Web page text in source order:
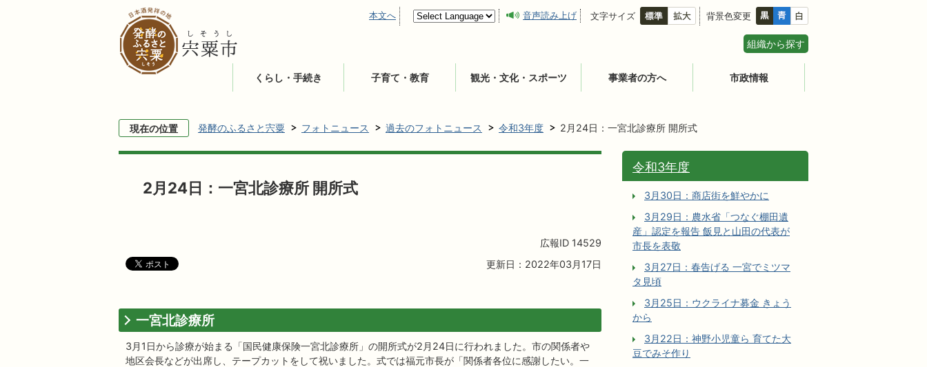
本文へ 音声読み上げ 文字サイズ 背景色変更
組織から探す
くらし・手続き 子育て・教育 観光・文化・スポーツ 事業者の方へ 市政情報
現在の位置 発酵のふるさと宍粟 フォトニュース 過去のフォトニュース 令和3年度 2月24日：一宮北診療所 開所式
2月24日：一宮北診療所 開所式
広報ID 14529
更新日：2022年03月17日
一宮北診療所
3月1日から診療が始まる「国民健康保険一宮北診療所」の開所式が2月24日に行われました。市の関係者や
地区会長などが出席し、テープカットをして祝いました。式では福元市長が「関係者各位に感謝したい。一
令和3年度
3月30日：商店街を鮮やかに
3月29日：農水省「つなぐ棚田遺
産」認定を報告 飯見と山田の代表が
市長を表敬
3月27日：春告げる 一宮でミツマ
タ見頃
3月25日：ウクライナ募金 きょう
から
3月22日：神野小児童ら 育てた大
豆でみそ作り